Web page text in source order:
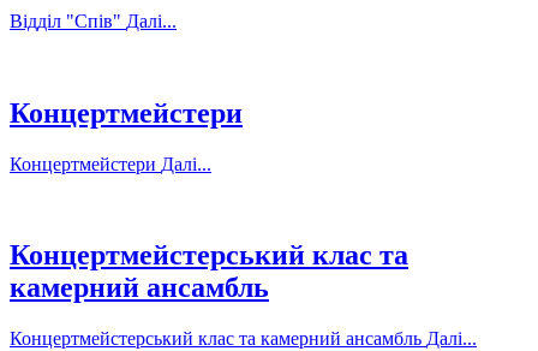
Відділ "Спів" Далі...
Концертмейстери
Концертмейстери Далі...
Концертмейстерський клас та
камерний ансамбль
Концертмейстерський клас та камерний ансамбль Далі...